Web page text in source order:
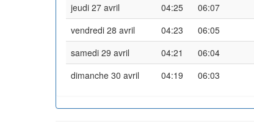
jeudi 27 avril
04:25 06:07
vendredi 28 avril
04:23 06:05
samedi 29 avril
04:21 06:04
dimanche 30 avril
04:19 06:03